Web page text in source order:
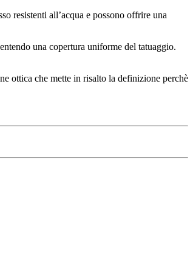
resistenti all’acqua e possono offrire una
una copertura uniforme del tatuaggio.
ottica che mette in risalto la definizione perchè